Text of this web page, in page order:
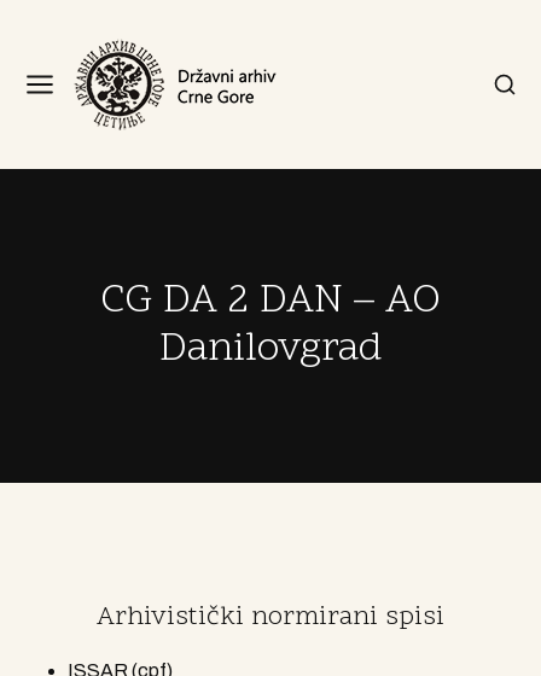
CG DA 2 DAN – AO
Danilovgrad
Arhivistički normirani spisi
ISSAR (cpf)